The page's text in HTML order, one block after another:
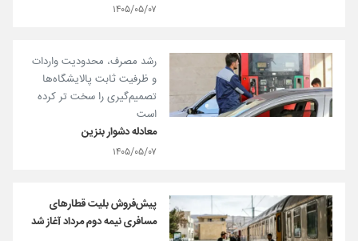
۱۴۰۵/۰۵/۰۷
رشد مصرف، محدودیت واردات
و ظرفیت ثابت پالایشگاه‌ها
تصمیم‌گیری را سخت تر کرده
است
معادله دشوار بنزین
۱۴۰۵/۰۵/۰۷
پیش‌فروش بلیت‌ قطارهای
مسافری نیمه دوم مرداد آغاز شد